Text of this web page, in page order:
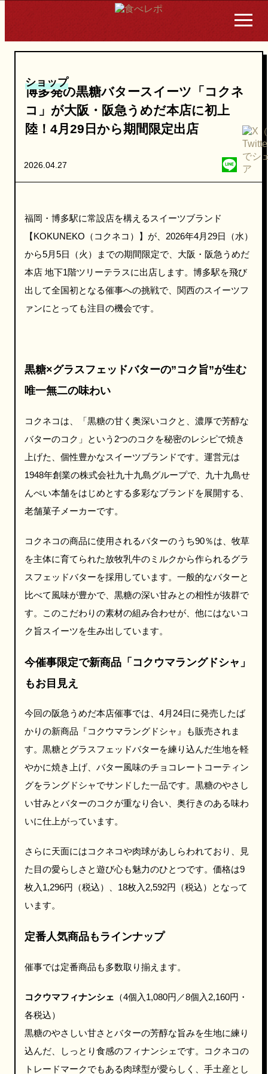
ショップ
博多発の黒糖バタースイーツ「コクネ
コ」が大阪・阪急うめだ本店に初上
陸！4月29日から期間限定出店
2026.04.27
福岡・博多駅に常設店を構えるスイーツブランド
【KOKUNEKO（コクネコ）】が、2026年4月29日（水）
から5月5日（火）までの期間限定で、大阪・阪急うめだ
本店 地下1階ツリーテラスに出店します。博多駅を飛び
出して全国初となる催事への挑戦で、関西のスイーツフ
ァンにとっても注目の機会です。
黒糖×グラスフェッドバターの”コク旨”が生む
唯一無二の味わい
コクネコは、「黒糖の甘く奥深いコクと、濃厚で芳醇な
バターのコク」という2つのコクを秘密のレシピで焼き
上げた、個性豊かなスイーツブランドです。運営元は
1948年創業の株式会社九十九島グループで、九十九島せ
んぺい本舗をはじめとする多彩なブランドを展開する、
老舗菓子メーカーです。
コクネコの商品に使用されるバターのうち90％は、牧草
を主体に育てられた放牧乳牛のミルクから作られるグラ
スフェッドバターを採用しています。一般的なバターと
比べて風味が豊かで、黒糖の深い甘みとの相性が抜群で
す。このこだわりの素材の組み合わせが、他にはないコ
ク旨スイーツを生み出しています。
今催事限定で新商品「コクウマラングドシャ」
もお目見え
今回の阪急うめだ本店催事では、4月24日に発売したば
かりの新商品『コクウマラングドシャ』も販売されま
す。黒糖とグラスフェッドバターを練り込んだ生地を軽
やかに焼き上げ、バター風味のチョコレートコーティン
グをラングドシャでサンドした一品です。黒糖のやさし
い甘みとバターのコクが重なり合い、奥行きのある味わ
いに仕上がっています。
さらに天面にはコクネコや肉球があしらわれており、見
た目の愛らしさと遊び心も魅力のひとつです。価格は9
枚入1,296円（税込）、18枚入2,592円（税込）となって
います。
定番人気商品もラインナップ
催事では定番商品も多数取り揃えます。
コクウマフィナンシェ （4個入1,080円／8個入2,160円・
各税込）
黒糖のやさしい甘さとバターの芳醇な旨みを生地に練り
込んだ、しっとり食感のフィナンシェです。コクネコの
トレードマークでもある肉球型が愛らしく、手土産とし